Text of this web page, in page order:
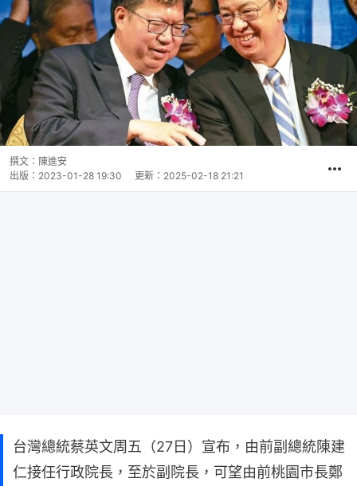
撰文： 陳進安
出版： 2023-01-28 19:30 更新： 2025-02-18 21:21
台灣總統蔡英文周五（27日）宣布，由前副總統陳建
仁接任行政院長，至於副院長，可望由前桃園市長鄭